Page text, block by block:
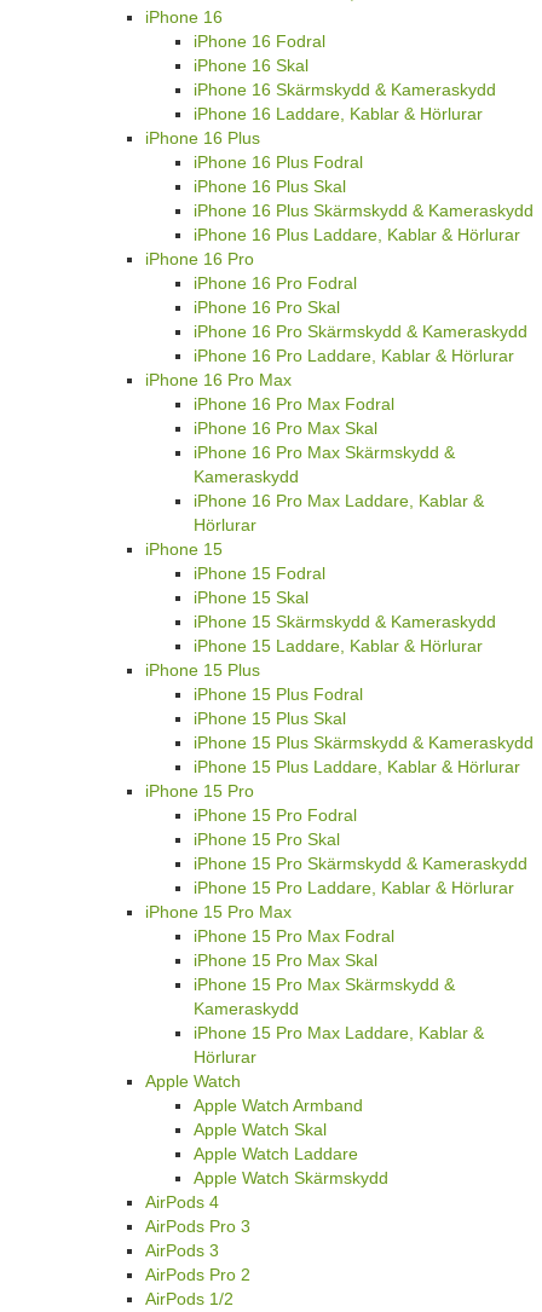
iPhone 16
iPhone 16 Fodral
iPhone 16 Skal
iPhone 16 Skärmskydd & Kameraskydd
iPhone 16 Laddare, Kablar & Hörlurar
iPhone 16 Plus
iPhone 16 Plus Fodral
iPhone 16 Plus Skal
iPhone 16 Plus Skärmskydd & Kameraskydd
iPhone 16 Plus Laddare, Kablar & Hörlurar
iPhone 16 Pro
iPhone 16 Pro Fodral
iPhone 16 Pro Skal
iPhone 16 Pro Skärmskydd & Kameraskydd
iPhone 16 Pro Laddare, Kablar & Hörlurar
iPhone 16 Pro Max
iPhone 16 Pro Max Fodral
iPhone 16 Pro Max Skal
iPhone 16 Pro Max Skärmskydd &
Kameraskydd
iPhone 16 Pro Max Laddare, Kablar &
Hörlurar
iPhone 15
iPhone 15 Fodral
iPhone 15 Skal
iPhone 15 Skärmskydd & Kameraskydd
iPhone 15 Laddare, Kablar & Hörlurar
iPhone 15 Plus
iPhone 15 Plus Fodral
iPhone 15 Plus Skal
iPhone 15 Plus Skärmskydd & Kameraskydd
iPhone 15 Plus Laddare, Kablar & Hörlurar
iPhone 15 Pro
iPhone 15 Pro Fodral
iPhone 15 Pro Skal
iPhone 15 Pro Skärmskydd & Kameraskydd
iPhone 15 Pro Laddare, Kablar & Hörlurar
iPhone 15 Pro Max
iPhone 15 Pro Max Fodral
iPhone 15 Pro Max Skal
iPhone 15 Pro Max Skärmskydd &
Kameraskydd
iPhone 15 Pro Max Laddare, Kablar &
Hörlurar
Apple Watch
Apple Watch Armband
Apple Watch Skal
Apple Watch Laddare
Apple Watch Skärmskydd
AirPods 4
AirPods Pro 3
AirPods 3
AirPods Pro 2
AirPods 1/2